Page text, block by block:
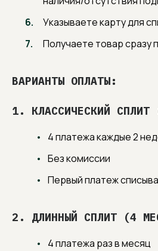
Указываете карту для
Получаете товар сразу
ВАРИАНТЫ ОПЛАТЫ:
1. КЛАССИЧЕСКИЙ СПЛИТ
4 платежа каждые 2
Без комиссии
Первый платеж
2. ДЛИННЫЙ СПЛИТ (4
4 платежа раз в месяц